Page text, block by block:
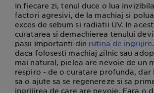
In fiecare zi, tenul duce o lua
factori agresivi, de la machiaj si
exces de sebum si radiatii UV. In
curatarea si demachierea tenului
pasii importanti din rutina de ingrijire
daca folosesti machiaj zilnic sau
mai natural, pielea are nevoie de un
respiro - de o curatare profunda, dar
sa o ajute sa se regenereze si sa
ingrijirea de care are nevoie. Fara o